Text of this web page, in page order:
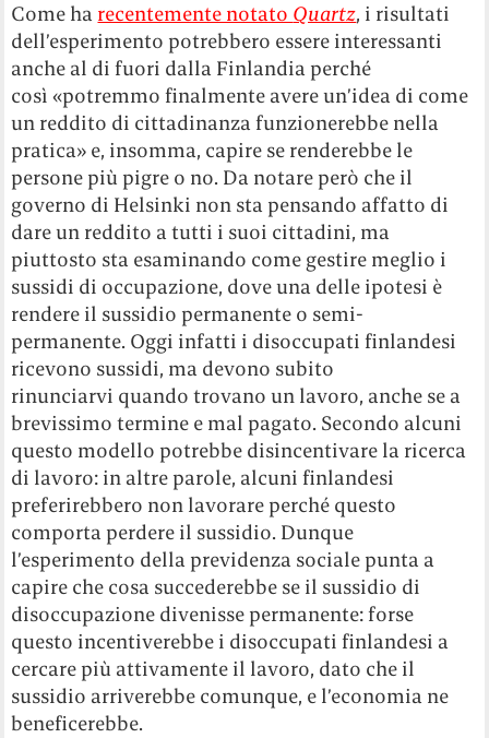
Come ha recentemente notato Quartz, i risultati
dell’esperimento potrebbero essere interessanti
anche al di fuori dalla Finlandia perché
così «potremmo finalmente avere un’idea di come
un reddito di cittadinanza funzionerebbe nella
pratica» e, insomma, capire se renderebbe le
persone più pigre o no. Da notare però che il
governo di Helsinki non sta pensando affatto di
dare un reddito a tutti i suoi cittadini, ma
piuttosto sta esaminando come gestire meglio i
sussidi di occupazione, dove una delle ipotesi è
rendere il sussidio permanente o semi-
permanente. Oggi infatti i disoccupati finlandesi
ricevono sussidi, ma devono subito
rinunciarvi quando trovano un lavoro, anche se a
brevissimo termine e mal pagato. Secondo alcuni
questo modello potrebbe disincentivare la ricerca
di lavoro: in altre parole, alcuni finlandesi
preferirebbero non lavorare perché questo
comporta perdere il sussidio. Dunque
l’esperimento della previdenza sociale punta a
capire che cosa succederebbe se il sussidio di
disoccupazione divenisse permanente: forse
questo incentiverebbe i disoccupati finlandesi a
cercare più attivamente il lavoro, dato che il
sussidio arriverebbe comunque, e l’economia ne
beneficerebbe.